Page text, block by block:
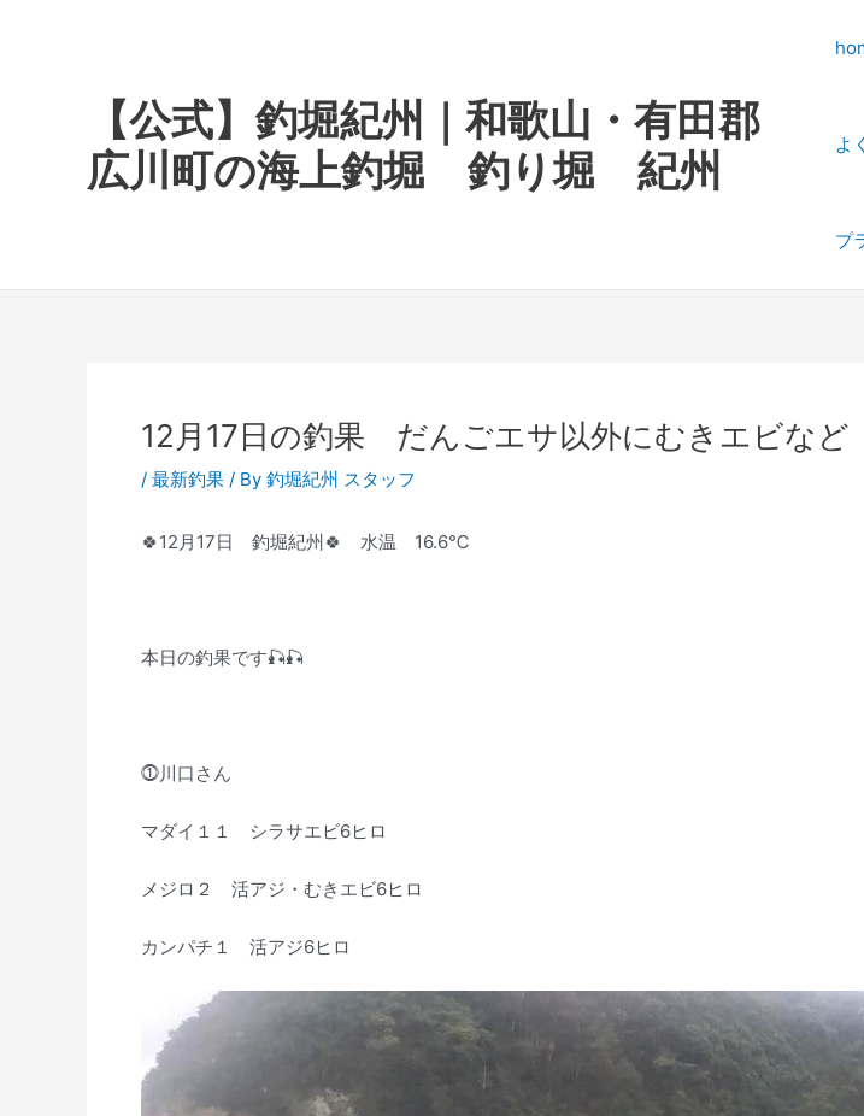
【公式】釣堀紀州｜和歌山・有田郡
広川町の海上釣堀 釣り堀 紀州
よ
プ
12月17日の釣果 だんごエサ以外にむきエビなど
/ 最新釣果 / By 釣堀紀州 スタッフ
🍀12月17日 釣堀紀州🍀 水温 16.6℃
本日の釣果です🎣🎣
⓵川口さん
マダイ１１ シラサエビ6ヒロ
メジロ２ 活アジ・むきエビ6ヒロ
カンパチ１ 活アジ6ヒロ